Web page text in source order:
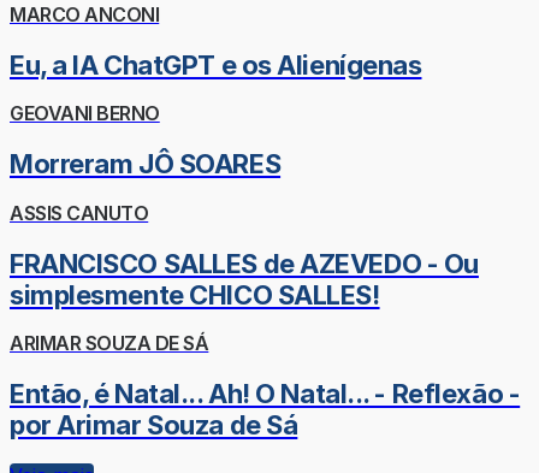
MARCO ANCONI
Eu, a IA ChatGPT e os Alienígenas
GEOVANI BERNO
Morreram JÔ SOARES
ASSIS CANUTO
FRANCISCO SALLES de AZEVEDO - Ou
simplesmente CHICO SALLES!
ARIMAR SOUZA DE SÁ
Então, é Natal... Ah! O Natal... - Reflexão -
por Arimar Souza de Sá